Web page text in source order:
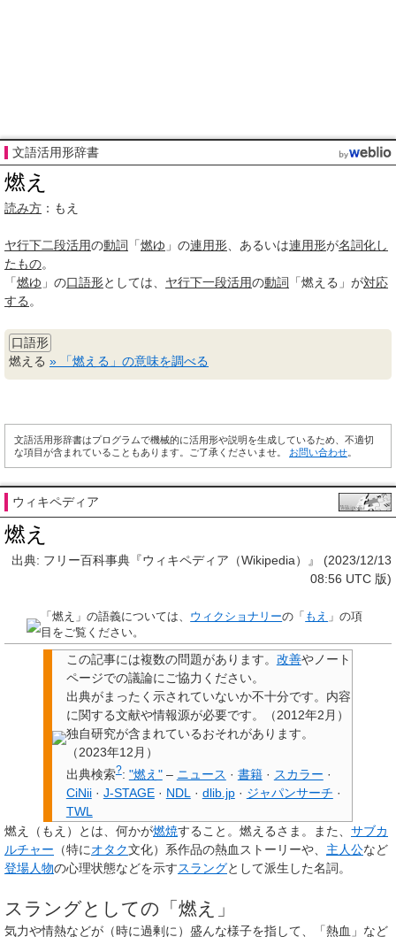
文語活用形辞書
燃え
読み方 ：もえ
ヤ行下二段活用の動詞 「燃ゆ 」の連用形 、あるいは連用形が名詞化し
たもの。
「燃ゆ 」の口語形としては、 ヤ行下一段活用の動詞 「燃える」が対応
する 。
口語形
燃える » 「燃える」の意味を調べる
文語活用形辞書はプログラムで機械的に活用形や説明を生成しているため、不適切
な項目が含まれていることもあります。ご了承くださいませ。 お問い合わせ
ウィキペディア
燃え
出典: フリー百科事典『ウィキペディア（Wikipedia）』 (2023/12/13
08:56 UTC 版)
「燃え 」の語義については、 ウィクショナリーの「 もえ 」の項
目をご覧ください。
この記事には複数の問題があります。 改善やノート
ページでの議論にご協力ください。
出典がまったく示されていないか不十分です。内容
に関する文献や情報源が必要です。
（2012年2月 ）
独自研究が含まれているおそれがあります。
（2023年12月 ）
出典検索?: "燃え"– ニュース · 書籍 · スカラー ·
CiNii · J-STAGE · NDL · dlib.jp · ジャパンサーチ ·
TWL
燃え
（もえ）とは、何かが燃焼すること。燃えるさま。また、 サブカ
ルチャー （特にオタク文化）系作品の熱血ストーリーや、 主人公など
登場人物の心理状態などを示すスラングとして派生した名詞。
スラングとしての「燃え」
気力や情熱などが（時に過剰に）盛んな様子を指して、「熱血」など